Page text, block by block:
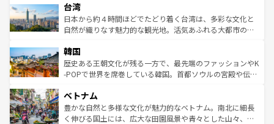
ならではの贅沢な旅のスタイルだ。 なお、新着のアメリカ
情報はコンテンツ一覧を参照してほしい。
れるおもてなしの心で訪れる人々を迎えてくれるハワイの
人々、おいしいローカルフードやハワイアンミュージッ
ク、伝統的なフラダンスなど、すべてがハワイの魅力を彩
ワイを、存分に味わってほしい。 なお、新着のハワイ情報
はコンテンツ一覧を参照してほしい。
リアリーフや大陸中央部にそびえるウルル（エアーズロッ
ク）、タスマニアの美しい原生林やケアンズの熱帯雨林な
ど、見どころがたくさん。また、カフェやワイン、オージ
いる。アクティビティも充実しており、サーフィンやダイ
ビング、ハイキングなど、アウトドア好きにはたまらな
い。オーストラリアの多彩な魅力を存分に味わいつくそ
参照してほしい。
台湾
日本から約４時間ほどでたどり着く台湾は、多彩な文化と
自然が織りなす魅力的な観光地。活気あふれる大都市の台
ン）、静ひつな山岳地帯である台湾東部など、都市の喧騒
と山間の静けさが共存しており、訪れる人に新しい発見と
驚きをもたらしてくれる。また、奥深い台湾の食文化も魅
容にもいいと評判のスイーツなど、バラエティ豊かな料理
が味わえる。 なお、新着の台湾情報は コンテンツ一覧を参
照してほしい。
韓国
歴史ある王朝文化が残る一方で、最先端のファッションやK
-POPで世界を席巻している韓国。首都ソウルの宮殿や伝統
き、地方に足を延ばせば四季折々の自然美を楽しむことが
できる。そして、キムチや焼肉、絶品のストリートフード
まで、さまざまな韓国料理が待っている。夜には、韓国な
ベトナム
豊かな自然と多様な文化が魅力的なベトナム。南北に細長
く伸びる国土には、広大な田園風景や青々とした山々、世